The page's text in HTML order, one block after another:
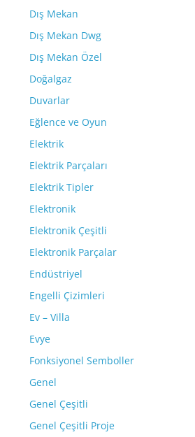
Dış Mekan
Dış Mekan Dwg
Dış Mekan Özel
Doğalgaz
Duvarlar
Eğlence ve Oyun
Elektrik
Elektrik Parçaları
Elektrik Tipler
Elektronik
Elektronik Çeşitli
Elektronik Parçalar
Endüstriyel
Engelli Çizimleri
Ev – Villa
Evye
Fonksiyonel Semboller
Genel
Genel Çeşitli
Genel Çeşitli Proje